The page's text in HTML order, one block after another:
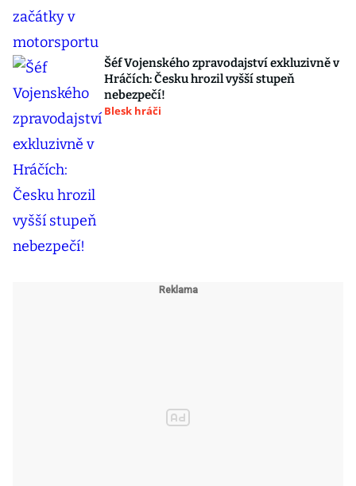
Šéf Vojenského zpravodajství exkluzivně v
Hráčích: Česku hrozil vyšší stupeň
nebezpečí!
Blesk hráči